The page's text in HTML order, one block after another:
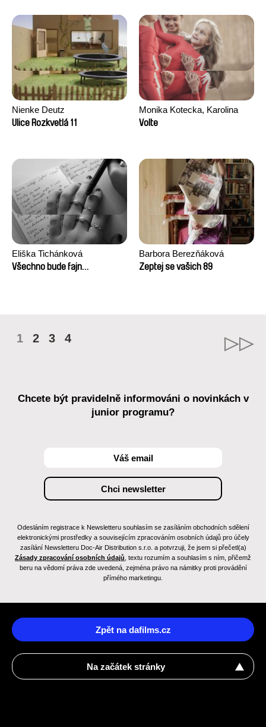
Nienke Deutz
Ulice Rozkvetlá 11
Monika Kotecka, Karolina
Poryzała
Volte
Eliška Tichánková
Všechno bude fajn…
Barbora Berezňáková
Zeptej se vašich 89
1 2 3 4
Chcete být pravidelně informováni o novinkách v
junior programu?
Odesláním registrace k Newsletteru souhlasím se zasíláním obchodních sdělení
elektronickými prostředky a souvisejícím zpracováním osobních údajů pro účely
zasílání Newsletteru Doc-Air Distribution s.r.o. a potvrzuji, že jsem si přečetl(a)
Zásady zpracování osobních údajů , textu rozumím a souhlasím s ním, přičemž
beru na vědomí práva zde uvedená, zejména právo na námitky proti provádění
přímého marketingu.
Zpět na dafilms.cz
Na začátek stránky